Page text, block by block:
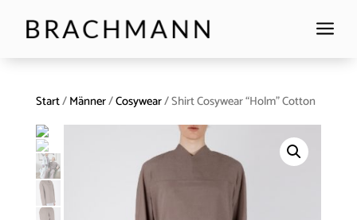
a
Start/Männer/Cosywear/ Shirt Cosywear “Holm” Cotton